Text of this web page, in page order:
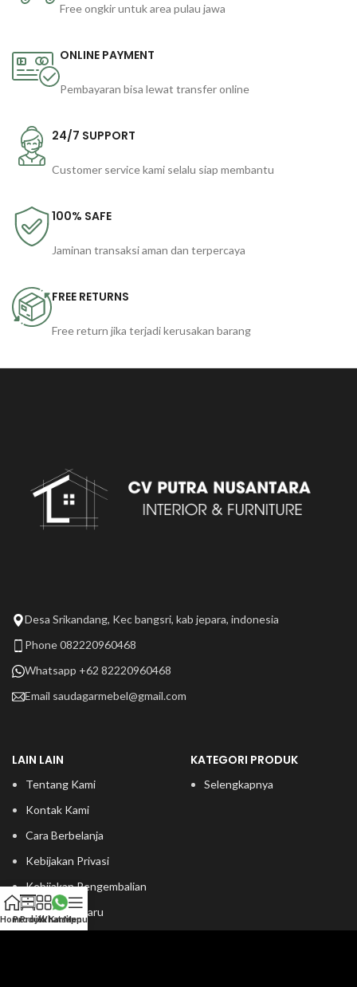
Free ongkir untuk area pulau jawa
ONLINE PAYMENT
Pembayaran bisa lewat transfer online
24/7 SUPPORT
Customer service kami selalu siap membantu
100% SAFE
Jaminan transaksi aman dan terpercaya
FREE RETURNS
Free return jika terjadi kerusakan barang
Desa Srikandang, Kec bangsri, kab jepara, indonesia
Phone 082220960468
Whatsapp +62 82220960468
Email saudagarmebel@gmail.com
LAIN LAIN
Tentang Kami
Kontak Kami
Cara Berbelanja
Kebijakan Privasi
Kebijakan Pengembalian
Produk Terbaru
KATEGORI PRODUK
Selengkapnya
HomeProduk
Projek Kami
Whatsapp
Menu